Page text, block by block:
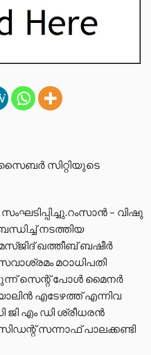
സൈബർ സിറ്റിയുടെ
– വിഷു
നടത്തിയ
മസ്ജിദ് ഖത്തീബ് ബഷീർ
മഠാധിപതി
സെന്റ് പോൾ മൈനർ
എടേഴത്ത് എന്നിവ
ജി എം ഡി ശ്രീധരൻ
സന്നാഫ് പാലക്കണ്ടി